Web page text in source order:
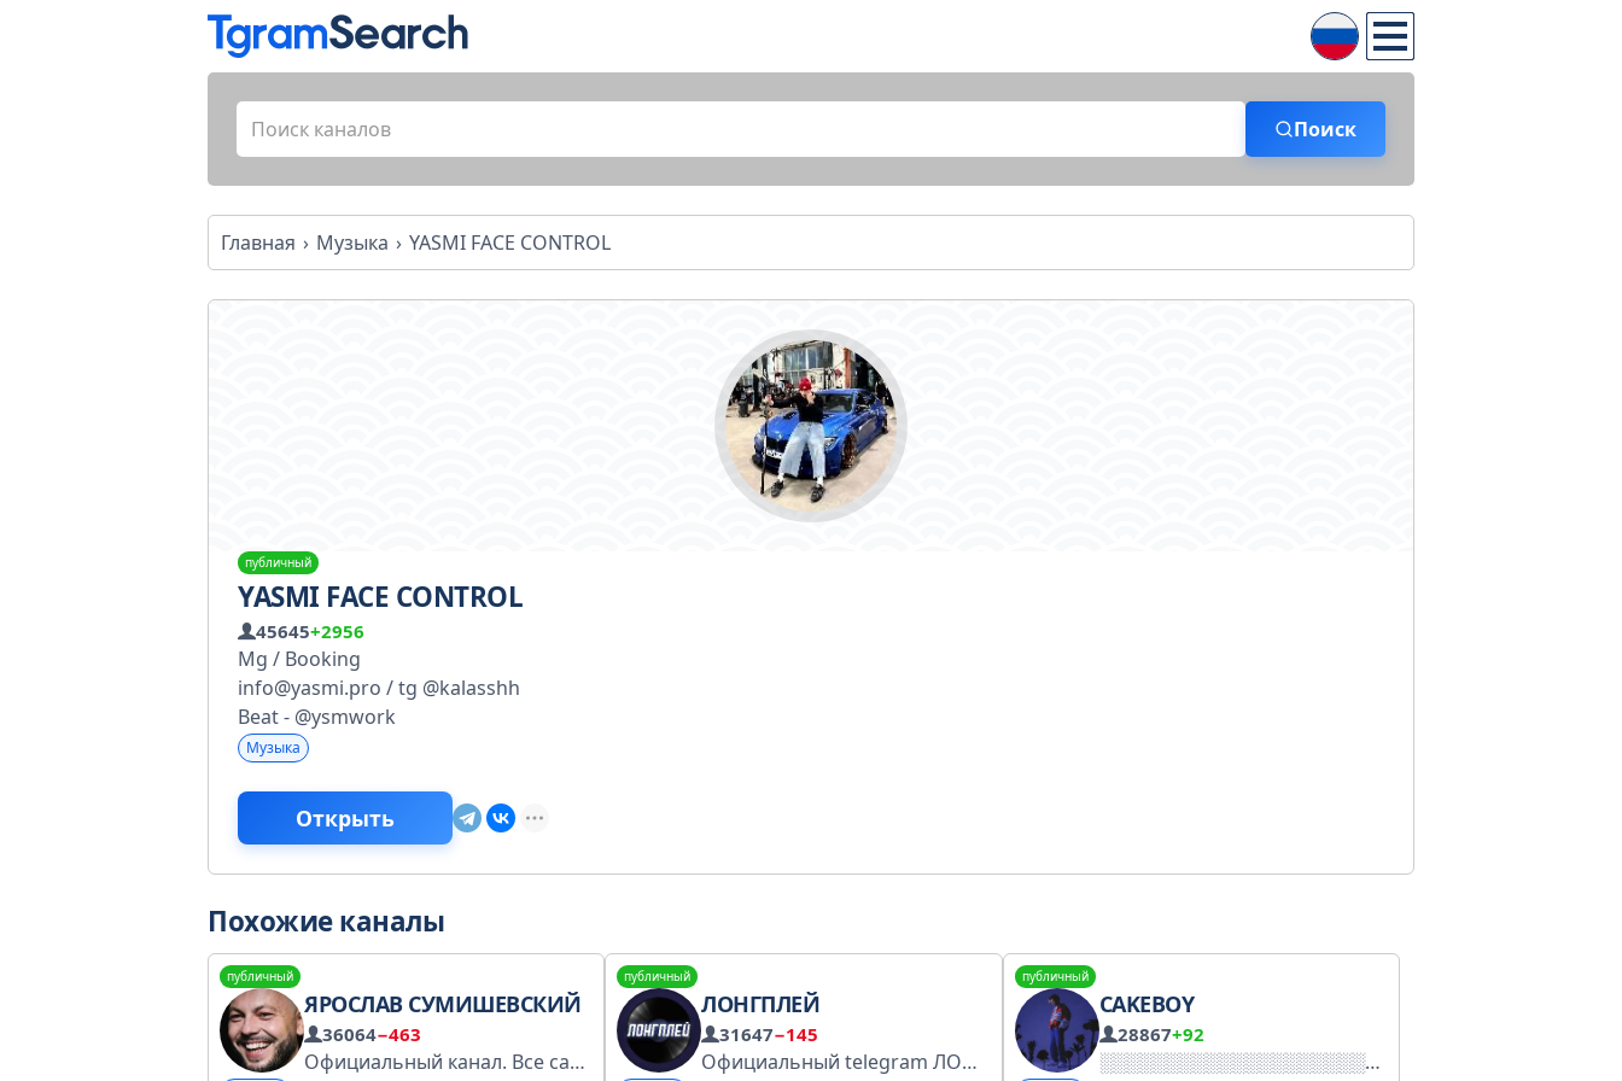
Поиск
Главная Музыка YASMI FACE CONTROL
публичный
YASMI FACE CONTROL
45645+2956
Mg / Booking
info@yasmi.pro / tg @kalasshh
Beat - @ysmwork
Музыка
Открыть
Похожие каналы
публичный
ЯРОСЛАВ СУМИШЕВСКИЙ
36064−463
Официальный канал. Все самые свежие новости здесь.
публичный
ЛОНГПЛЕЙ
31647−145
Официальный telegram ЛОНГПЛЕЙ
публичный
CAKEBOY
28867+92